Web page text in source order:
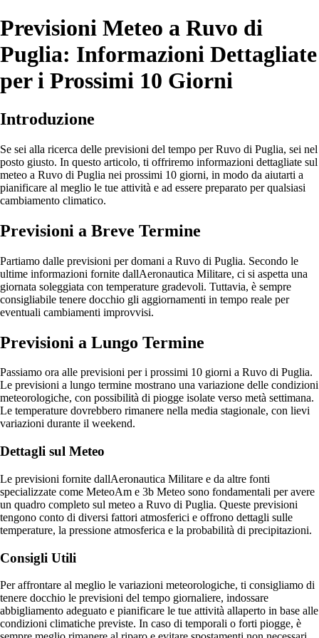
Previsioni Meteo a Ruvo di
Puglia: Informazioni Dettagliate
per i Prossimi 10 Giorni
Introduzione
Se sei alla ricerca delle previsioni del tempo per Ruvo di Puglia, sei nel
posto giusto. In questo articolo, ti offriremo informazioni dettagliate sul
meteo a Ruvo di Puglia nei prossimi 10 giorni, in modo da aiutarti a
pianificare al meglio le tue attività e ad essere preparato per qualsiasi
cambiamento climatico.
Previsioni a Breve Termine
Partiamo dalle previsioni per domani a Ruvo di Puglia. Secondo le
ultime informazioni fornite dallAeronautica Militare, ci si aspetta una
giornata soleggiata con temperature gradevoli. Tuttavia, è sempre
consigliabile tenere docchio gli aggiornamenti in tempo reale per
eventuali cambiamenti improvvisi.
Previsioni a Lungo Termine
Passiamo ora alle previsioni per i prossimi 10 giorni a Ruvo di Puglia.
Le previsioni a lungo termine mostrano una variazione delle condizioni
meteorologiche, con possibilità di piogge isolate verso metà settimana.
Le temperature dovrebbero rimanere nella media stagionale, con lievi
variazioni durante il weekend.
Dettagli sul Meteo
Le previsioni fornite dallAeronautica Militare e da altre fonti
specializzate come MeteoAm e 3b Meteo sono fondamentali per avere
un quadro completo sul meteo a Ruvo di Puglia. Queste previsioni
tengono conto di diversi fattori atmosferici e offrono dettagli sulle
temperature, la pressione atmosferica e la probabilità di precipitazioni.
Consigli Utili
Per affrontare al meglio le variazioni meteorologiche, ti consigliamo di
tenere docchio le previsioni del tempo giornaliere, indossare
abbigliamento adeguato e pianificare le tue attività allaperto in base alle
condizioni climatiche previste. In caso di temporali o forti piogge, è